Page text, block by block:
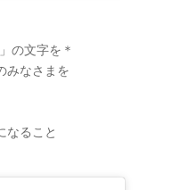
の文字を＊
みなさまを
なること